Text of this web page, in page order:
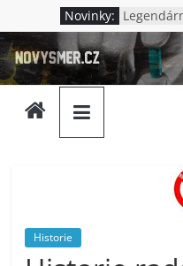
Přeskočit
na
obsah
Novinky:
Jak to
Nová
Lenin –
Zamlčovaná
historie,
neoblíbená
upadající
Historie